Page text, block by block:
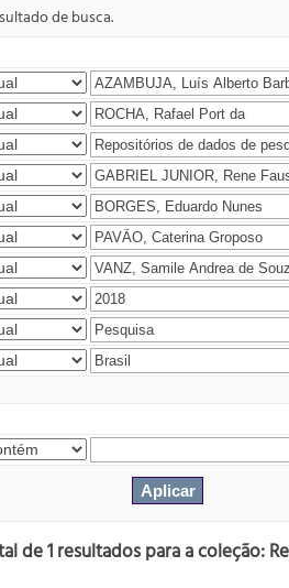
de busca.
de 1 resultados para a coleção: